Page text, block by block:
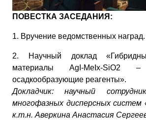
ПОВЕСТКА ЗАСЕДАНИЯ:
1. Вручение ведомственных наград.
2. Научный доклад
материалы AgI-MeIx-SiO2 –
осадкообразующие реагенты».
Докладчик:научный
многофазных дисперсных
к.т.н. Аверкина Анастасия